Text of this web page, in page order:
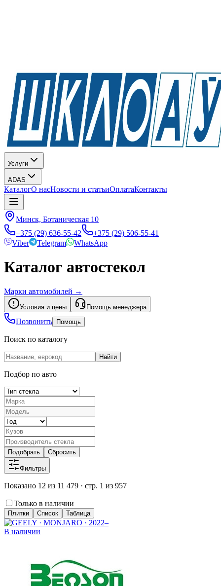
Услуги
ADAS
КаталогО насНовости и статьиОплатаКонтакты
Минск, Ботаническая 10
+375 (29) 636-55-42
+375 (29) 506-55-41
Viber
Telegram WhatsApp
Каталог автостекол
Марки автомобилей →
Условия и цены Помощь менеджера
Позвонить Помощь
Поиск по каталогу
Найти
Подбор по авто
Подобрать Сбросить
Фильтры
Показано 12 из 11 479 · стр. 1 из 957
Только в наличии
Плитки Список Таблица
В наличии